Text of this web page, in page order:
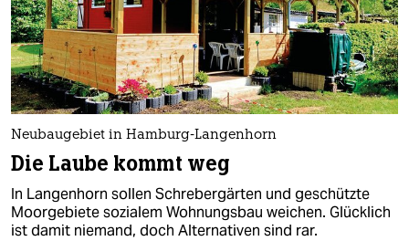
Neubaugebiet in Hamburg-Langenhorn
Die Laube kommt weg
In Langenhorn sollen Schrebergärten und geschützte
Moorgebiete sozialem Wohnungsbau weichen. Glücklich
ist damit niemand, doch Alternativen sind rar.